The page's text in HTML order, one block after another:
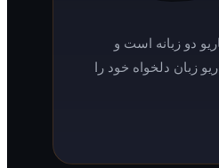
است و
خود را